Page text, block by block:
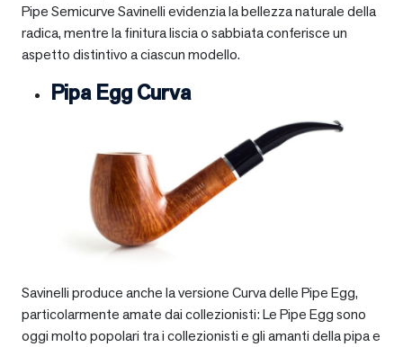
Pipe Semicurve Savinelli evidenzia la bellezza naturale della
radica, mentre la finitura liscia o sabbiata conferisce un
aspetto distintivo a ciascun modello.
Pipa Egg Curva
Savinelli produce anche la versione Curva delle Pipe Egg,
particolarmente amate dai collezionisti: Le Pipe Egg sono
oggi molto popolari tra i collezionisti e gli amanti della pipa e